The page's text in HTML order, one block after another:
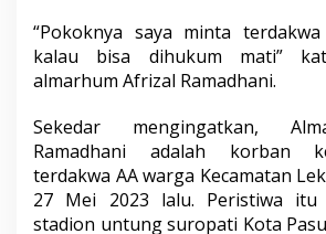
“Pokoknya saya minta
kalau bisa dihukum mati”
almarhum Afrizal Ramadhani.
Sekedar mengingatkan,
Ramadhani adalah korban
terdakwa AA warga Kecamatan
27 Mei 2023 lalu. Peristiwa itu
stadion untung suropati Kota